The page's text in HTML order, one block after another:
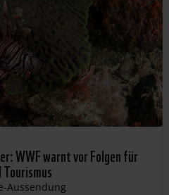
WWF warnt vor Folgen für
Aussendung